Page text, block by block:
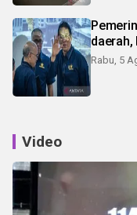
daerah,
Rabu, 5
Video